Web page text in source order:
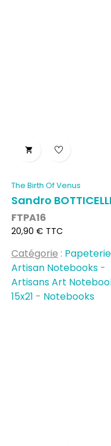

The Birth Of Venus
Sandro BOTTICELLI
FTPA16
Prix
20,90 € TTC
Catégorie : Papeterie
Artisan Notebooks -
Artisans Art
15x21 - Notebooks